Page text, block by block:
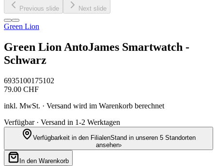
Previous slide Next slide
Green Lion
Green Lion AntoJames Smartwatch -
Schwarz
6935100175102
79.00 CHF
inkl. MwSt. · Versand wird im Warenkorb berechnet
Verfügbar · Versand in 1-2 Werktagen
Verfügbarkeit in den FilialenStand in unseren 5 Standorten
ansehen›
In den Warenkorb